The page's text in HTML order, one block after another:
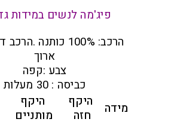
פיג'מה לנשים במידות
הרכב: 100% כותנה
ארוך
צבע :קפה
כביסה : 30 מעלות
מידה
היקף
חזה
היקף
מותניים